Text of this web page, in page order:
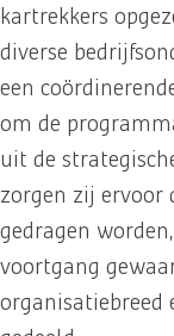
kartrekkers
diverse
een
om de
uit de
zorgen zij ervoor
gedragen
voortgang
organisatiebreed